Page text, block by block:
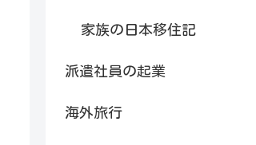
家族の日本移住記
派遣社員の起業
海外旅行